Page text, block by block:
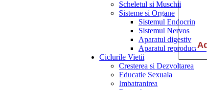
Scheletul si Muschii
Sisteme si Organe
Sistemul Endocrin
Sistemul Nervos
Aparatul digestiv
Aparatul reproducator
Ciclurile Vietii
Cresterea si Dezvoltarea
Educatie Sexuala
Imbatranirea